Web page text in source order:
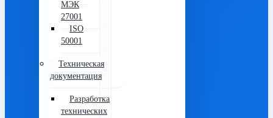
МЭК
27001
ISO
50001
Техническая
документация
Разработка
технических